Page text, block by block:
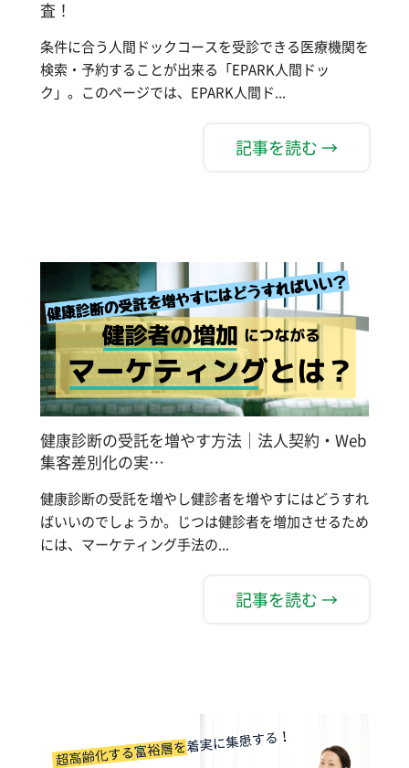
査！
条件に合う人間ドックコースを受診できる医療機関を
検索・予約することが出来る「EPARK人間ドッ
ク」。このページでは、EPARK人間ド...
記事を読む →
健康診断の受託を増やす方法｜法人契約・Web
集客差別化の実…
健康診断の受託を増やし健診者を増やすにはどうすれ
ばいいのでしょうか。じつは健診者を増加させるため
には、マーケティング手法の...
記事を読む →